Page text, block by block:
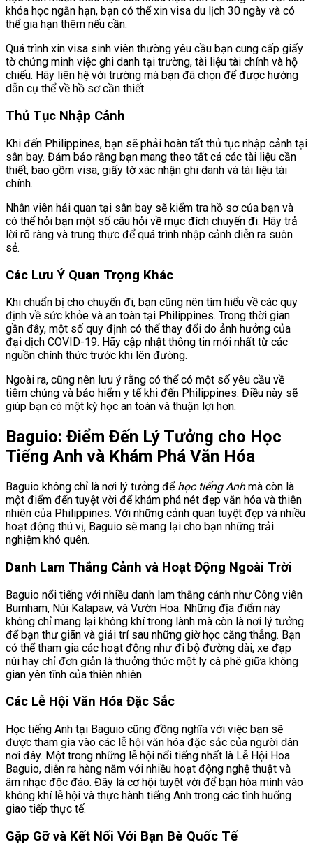
khóa học ngắn hạn, bạn có thể xin visa du lịch 30 ngày và có
thể gia hạn thêm nếu cần.
Quá trình xin visa sinh viên thường yêu cầu bạn cung cấp giấy
tờ chứng minh việc ghi danh tại trường, tài liệu tài chính và hộ
chiếu. Hãy liên hệ với trường mà bạn đã chọn để được hướng
dẫn cụ thể về hồ sơ cần thiết.
Thủ Tục Nhập Cảnh
Khi đến Philippines, bạn sẽ phải hoàn tất thủ tục nhập cảnh tại
sân bay. Đảm bảo rằng bạn mang theo tất cả các tài liệu cần
thiết, bao gồm visa, giấy tờ xác nhận ghi danh và tài liệu tài
chính.
Nhân viên hải quan tại sân bay sẽ kiểm tra hồ sơ của bạn và
có thể hỏi bạn một số câu hỏi về mục đích chuyến đi. Hãy trả
lời rõ ràng và trung thực để quá trình nhập cảnh diễn ra suôn
sẻ.
Các Lưu Ý Quan Trọng Khác
Khi chuẩn bị cho chuyến đi, bạn cũng nên tìm hiểu về các quy
định về sức khỏe và an toàn tại Philippines. Trong thời gian
gần đây, một số quy định có thể thay đổi do ảnh hưởng của
đại dịch COVID-19. Hãy cập nhật thông tin mới nhất từ các
nguồn chính thức trước khi lên đường.
Ngoài ra, cũng nên lưu ý rằng có thể có một số yêu cầu về
tiêm chủng và bảo hiểm y tế khi đến Philippines. Điều này sẽ
giúp bạn có một kỳ học an toàn và thuận lợi hơn.
Baguio: Điểm Đến Lý Tưởng cho Học
Tiếng Anh và Khám Phá Văn Hóa
Baguio không chỉ là nơi lý tưởng để học tiếng Anhmà còn là
một điểm đến tuyệt vời để khám phá nét đẹp văn hóa và thiên
nhiên của Philippines. Với những cảnh quan tuyệt đẹp và nhiều
hoạt động thú vị, Baguio sẽ mang lại cho bạn những trải
nghiệm khó quên.
Danh Lam Thắng Cảnh và Hoạt Động Ngoài Trời
Baguio nổi tiếng với nhiều danh lam thắng cảnh như Công viên
Burnham, Núi Kalapaw, và Vườn Hoa. Những địa điểm này
không chỉ mang lại không khí trong lành mà còn là nơi lý tưởng
để bạn thư giãn và giải trí sau những giờ học căng thẳng. Bạn
có thể tham gia các hoạt động như đi bộ đường dài, xe đạp
núi hay chỉ đơn giản là thưởng thức một ly cà phê giữa không
gian yên tĩnh của thiên nhiên.
Các Lễ Hội Văn Hóa Đặc Sắc
Học tiếng Anh tại Baguio cũng đồng nghĩa với việc bạn sẽ
được tham gia vào các lễ hội văn hóa đặc sắc của người dân
nơi đây. Một trong những lễ hội nổi tiếng nhất là Lễ Hội Hoa
Baguio, diễn ra hàng năm với nhiều hoạt động nghệ thuật và
âm nhạc độc đáo. Đây là cơ hội tuyệt vời để bạn hòa mình vào
không khí lễ hội và thực hành tiếng Anh trong các tình huống
giao tiếp thực tế.
Gặp Gỡ và Kết Nối Với Bạn Bè Quốc Tế